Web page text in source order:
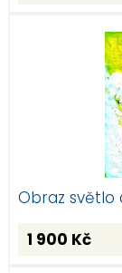
Obraz světlo
1 900 Kč